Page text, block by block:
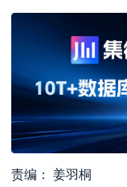
责编： 姜羽桐